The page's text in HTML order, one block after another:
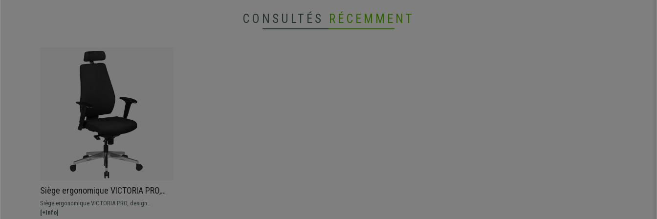
CONSULTÉS RÉCEMMENT
Siège ergonomique VICTORIA PRO,
100% Ajustable, en Tissu, Noir
Siège ergonomique VICTORIA PRO, design
spectaculaire avec dossier haut et assise très
[+Info]